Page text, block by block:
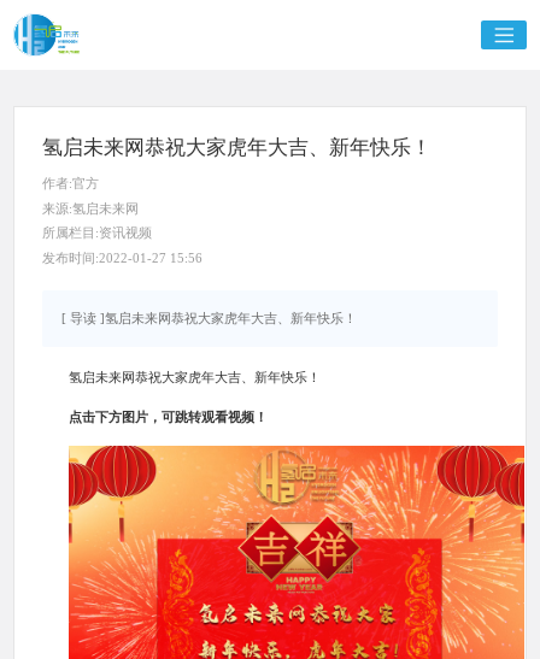
氢启未来网恭祝大家虎年大吉、新年快乐！
作者:官方
来源:氢启未来网
所属栏目:资讯视频
发布时间:2022-01-27 15:56
[ 导读 ]氢启未来网恭祝大家虎年大吉、新年快乐！
氢启未来网恭祝大家虎年大吉、新年快乐！
点击下方图片，可跳转观看视频！